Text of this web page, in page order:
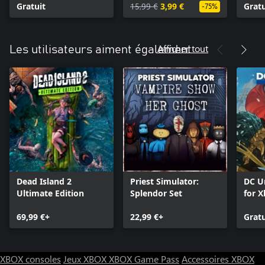
Gratuit 15,99 € 3,99 € -75%
Les utilisateurs aiment également
Afficher tout
Dead Island 2
Ultimate Edition
69,99 €+
Priest Simulator:
Splendor Set
22,99 €+
DC
for
XBOX consoles Jeux XBOXXBOX Game Pass Accessoires XBOX